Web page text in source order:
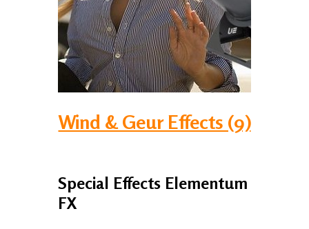
Wind & Geur Effects (9)
Special Effects Elementum
FX